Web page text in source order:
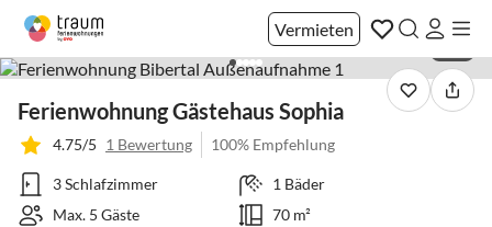
Vermieten
Ferienwohnung Gästehaus Sophia
4.75/5 1 Bewertung 100% Empfehlung
3 Schlafzimmer
1 Bäder
Max. 5 Gäste
70 m²